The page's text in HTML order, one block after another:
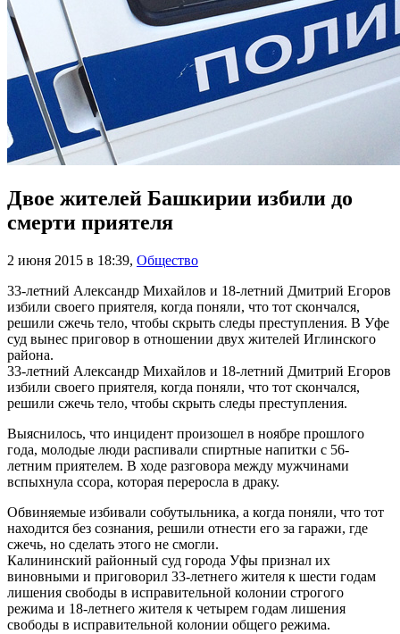
Двое жителей Башкирии избили до
смерти приятеля
2 июня 2015 в 18:39, Общество
33-летний Александр Михайлов и 18-летний Дмитрий Егоров
избили своего приятеля, когда поняли, что тот скончался,
решили сжечь тело, чтобы скрыть следы преступления. В Уфе
суд вынес приговор в отношении двух жителей Иглинского
района.
33-летний Александр Михайлов и 18-летний Дмитрий Егоров
избили своего приятеля, когда поняли, что тот скончался,
решили сжечь тело, чтобы скрыть следы преступления.
Выяснилось, что инцидент произошел в ноябре прошлого
года, молодые люди распивали спиртные напитки с 56-
летним приятелем. В ходе разговора между мужчинами
вспыхнула ссора, которая переросла в драку.
Обвиняемые избивали собутыльника, а когда поняли, что тот
находится без сознания, решили отнести его за гаражи, где
сжечь, но сделать этого не смогли.
Калининский районный суд города Уфы признал их
виновными и приговорил 33-летнего жителя к шести годам
лишения свободы в исправительной колонии строгого
режима и 18-летнего жителя к четырем годам лишения
свободы в исправительной колонии общего режима.